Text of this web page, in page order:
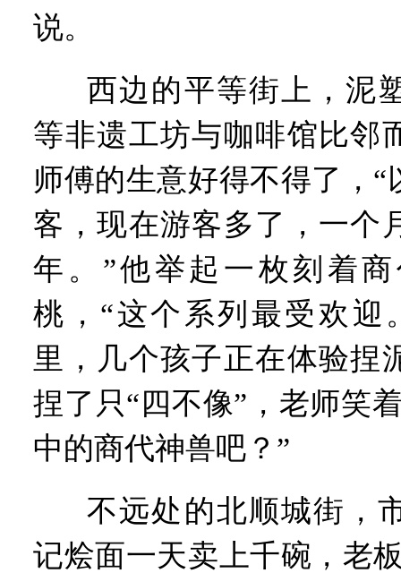
说。
西边的平等街上，泥
等非遗工坊与咖啡馆比邻
师傅的生意好得不得了，
客，现在游客多了，一个
年。”他举起一枚刻着
桃，“这个系列最受欢迎
里，几个孩子正在体验捏
捏了只“四不像”，老师笑
中的商代神兽吧？”
不远处的北顺城街，
记烩面一天卖上千碗，老